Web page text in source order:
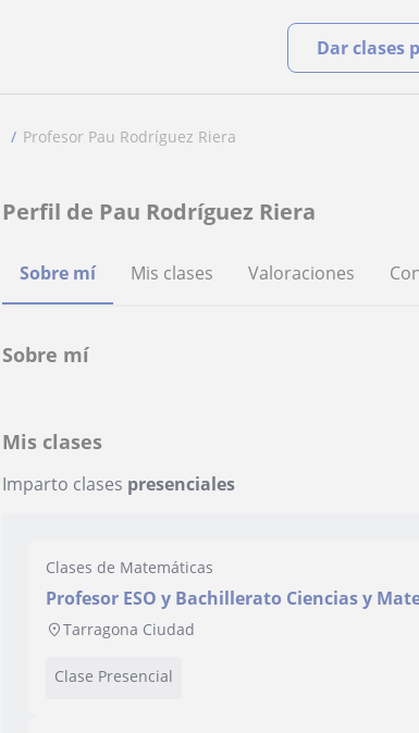
Dar clases
Profesor Pau Rodríguez Riera
Perfil de Pau Rodríguez Riera
Sobre mí Mis clases Valoraciones
Sobre mí
Mis clases
Imparto clases presenciales
Clases de Matemáticas
Profesor ESO y Bachillerato Ciencias y
Tarragona Ciudad
Clase Presencial